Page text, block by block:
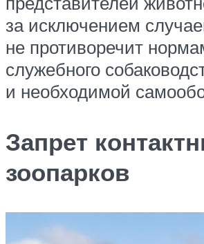
за исключением
не противоречит
служебного
и необходимой
Запрет
зоопарков